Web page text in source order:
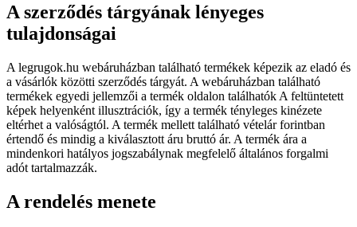
A szerződés tárgyának lényeges
tulajdonságai
A legrugok.hu webáruházban található termékek képezik az eladó és
a vásárlók közötti szerződés tárgyát. A webáruházban található
termékek egyedi jellemzői a termék oldalon találhatók A feltüntetett
képek helyenként illusztrációk, így a termék tényleges kinézete
eltérhet a valóságtól. A termék mellett található vételár forintban
értendő és mindig a kiválasztott áru bruttó ár. A termék ára a
mindenkori hatályos jogszabálynak megfelelő általános forgalmi
adót tartalmazzák.
A rendelés menete